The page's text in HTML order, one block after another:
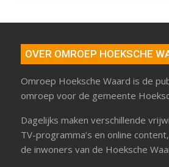
OVER OMROEP HOEKSCHE
Omroep Hoeksche Waard is de
omroep voor de gemeente
Dagelijks maken verschillende
TV-programma’s en online
de inwoners van de Hoeksche